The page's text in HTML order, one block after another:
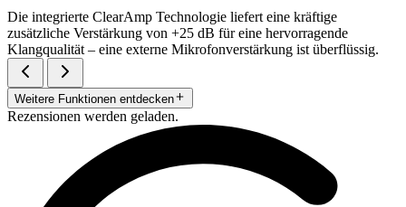
Die integrierte ClearAmp Technologie liefert eine kräftige
zusätzliche Verstärkung von +25 dB für eine hervorragende
Klangqualität – eine externe Mikrofonverstärkung ist überflüssig.
Weitere Funktionen entdecken
Rezensionen werden geladen.